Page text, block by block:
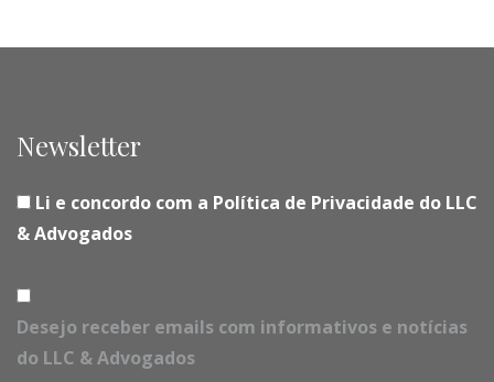
Newsletter
Li e concordo com a Política de Privacidade do LLC
& Advogados
Desejo receber emails com informativos e notícias
do LLC & Advogados